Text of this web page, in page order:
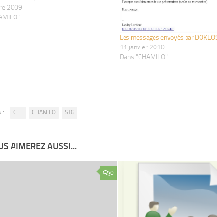
2009
Les messages envoyés par
11 janvier 2010
Dans "CHAMILO"
: CFE CHAMILO STG
AIMEREZ AUSSI...
0